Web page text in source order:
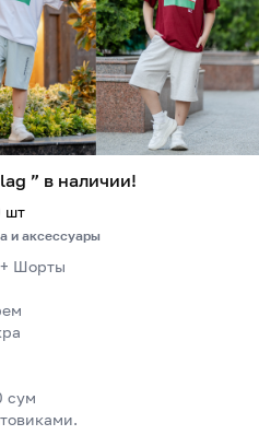
” в наличии!
шт
и аксессуары
+ Шорты
сум